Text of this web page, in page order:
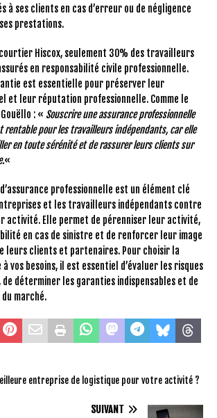
à ses clients en cas d’erreur ou de négligence
prestations.
Hiscox, seulement 30% des travailleurs
en responsabilité civile professionnelle.
est essentielle pour préserver leur
et leur réputation professionnelle. Comme le
: « Souscrire une assurance professionnelle
rentable pour les travailleurs indépendants, car elle
en toute sérénité et de rassurer leurs clients sur
«
professionnelle est un élément clé
et les travailleurs indépendants contre
activité. Elle permet de pérenniser leur activité,
en cas de sinistre et de renforcer leur image
leurs clients et partenaires. Pour choisir la
vos besoins, il est essentiel d’évaluer les risques
déterminer les garanties indispensables et de
marché.
entreprise de logistique pour votre activité ?
SUIVANT